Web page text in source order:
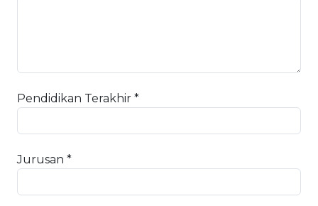
Pendidikan Terakhir *
Jurusan *